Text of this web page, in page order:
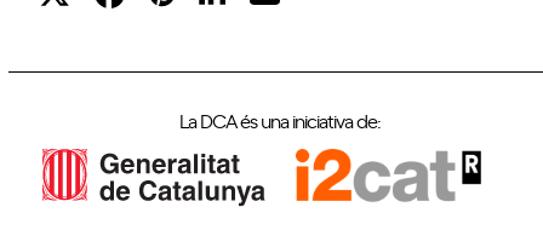
La DCA és una iniciativa de: